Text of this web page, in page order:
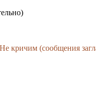
кричим (сообщения